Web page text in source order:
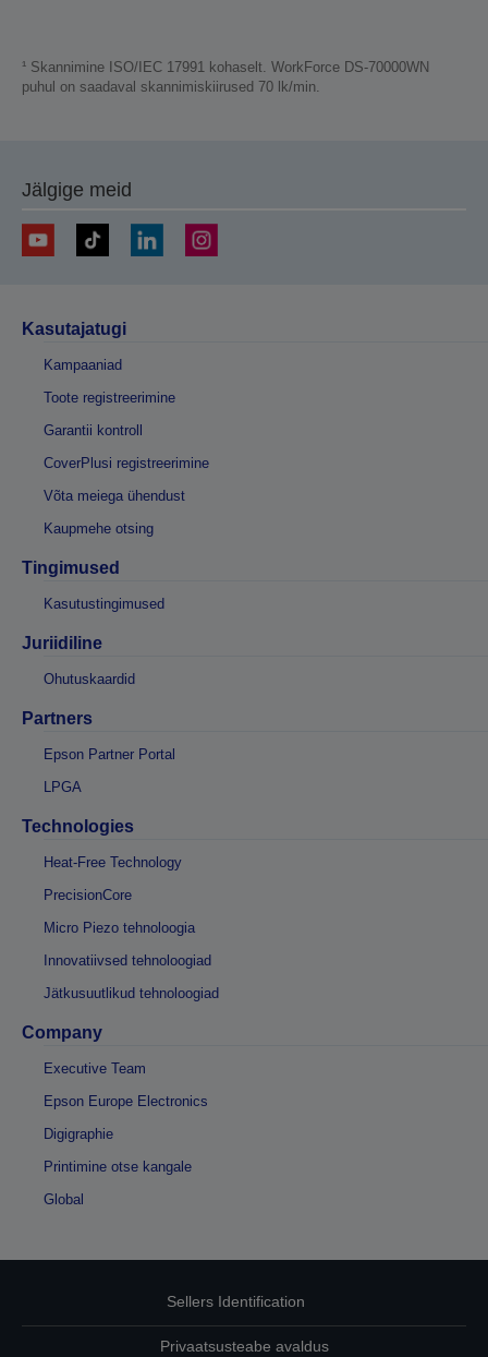
¹ Skannimine ISO/IEC 17991 kohaselt. WorkForce DS-70000WN
puhul on saadaval skannimiskiirused 70 lk/min.
Jälgige meid
Kasutajatugi
Kampaaniad
Toote registreerimine
Garantii kontroll
CoverPlusi registreerimine
Võta meiega ühendust
Kaupmehe otsing
Tingimused
Kasutustingimused
Juriidiline
Ohutuskaardid
Partners
Epson Partner Portal
LPGA
Technologies
Heat-Free Technology
PrecisionCore
Micro Piezo tehnoloogia
Innovatiivsed tehnoloogiad
Jätkusuutlikud tehnoloogiad
Company
Executive Team
Epson Europe Electronics
Digigraphie
Printimine otse kangale
Global
Sellers Identification
Privaatsusteabe avaldus